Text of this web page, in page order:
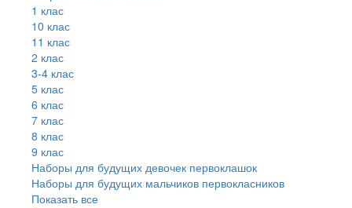
1 клас
10 клас
11 клас
2 клас
3-4 клас
5 клас
6 клас
7 клас
8 клас
9 клас
Наборы для будущих девочек первоклашок
Наборы для будущих мальчиков первокласников
Показать все